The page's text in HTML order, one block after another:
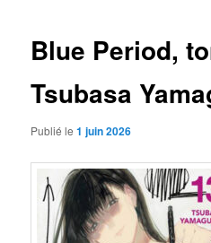
Blue Period,
Tsubasa
Publié le1 juin 2026